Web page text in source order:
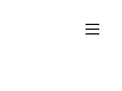
Ouvrir